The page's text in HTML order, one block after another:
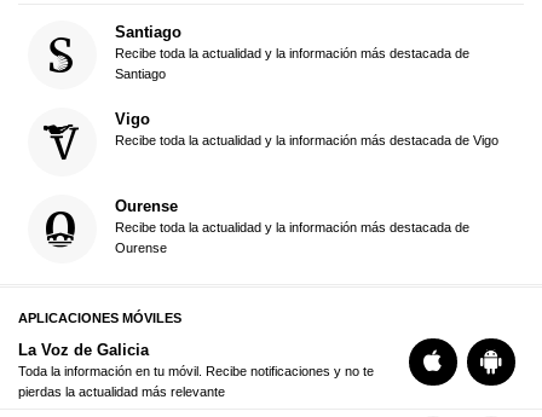
Santiago
Recibe toda la actualidad y la información más destacada de
Santiago
Vigo
Recibe toda la actualidad y la información más destacada de Vigo
Ourense
Recibe toda la actualidad y la información más destacada de
Ourense
APLICACIONES MÓVILES
La Voz de Galicia
Toda la información en tu móvil. Recibe notificaciones y no te
pierdas la actualidad más relevante